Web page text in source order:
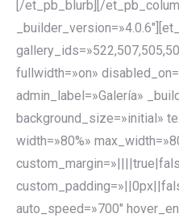
[/et_pb_blurb][/
fullwidth=»on»
admin_label=»Galería»
background_size=»initial»
width=»80%»
auto_speed=»700″